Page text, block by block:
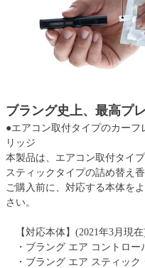
ブラング史上、最高プ
●エアコン取付タイプのカー
リッジ
本製品は、エアコン取付タイ
スティックタイプの詰め替え香
ご購入前に、対応する本体を
さい。
【対応本体】(2021年3月現在
・ブラング エア コントロー
・ブラング エア スティック